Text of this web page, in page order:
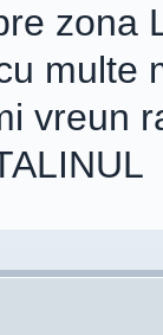
zona
multe
vreun